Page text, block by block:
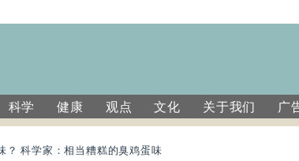
科学 健康 观点 文化 关于我们 广
？ 科学家：相当糟糕的臭鸡蛋味